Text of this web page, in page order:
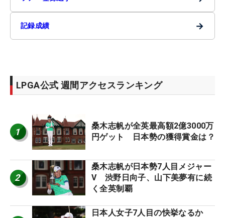
記録成績 →
LPGA公式 週間アクセスランキング
1
桑木志帆が全英最高額2億3000万
円ゲット 日本勢の獲得賞金は？
2
桑木志帆が日本勢7人目メジャー
V 渋野日向子、山下美夢有に続
く全英制覇
日本人女子7人目の快挙なるか